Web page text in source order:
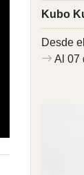
Kubo
Desde
Al 07